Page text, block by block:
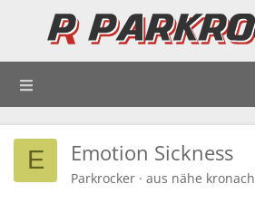
E Emotion Sickness
Parkrocker · aus nähe kronach